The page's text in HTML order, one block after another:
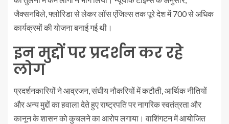
जैक्सनविले, फ्लोरिडा से लेकर लॉस एंजिल्स तक पूरे देश में 700 से अधिक
कार्यक्रमों की योजना बनाई गई थी।
इन मुद्दों पर प्रदर्शन कर रहे
लोग
प्रदर्शनकारियों ने आव्रजन, संघीय नौकरियों में कटौती, आर्थिक नीतियों
और अन्य मुद्दों का हवाला देते हुए राष्ट्रपति पर नागरिक स्वतंत्रता और
कानून के शासन को कुचलने का आरोप लगाया। वाशिंगटन में आयोजित